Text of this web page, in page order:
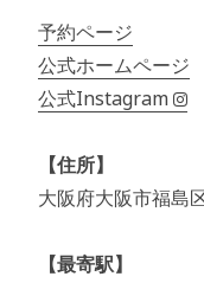
予約ページ
公式ホームページ
公式Instagram
【住所】
大阪府大阪市福島
【最寄駅】